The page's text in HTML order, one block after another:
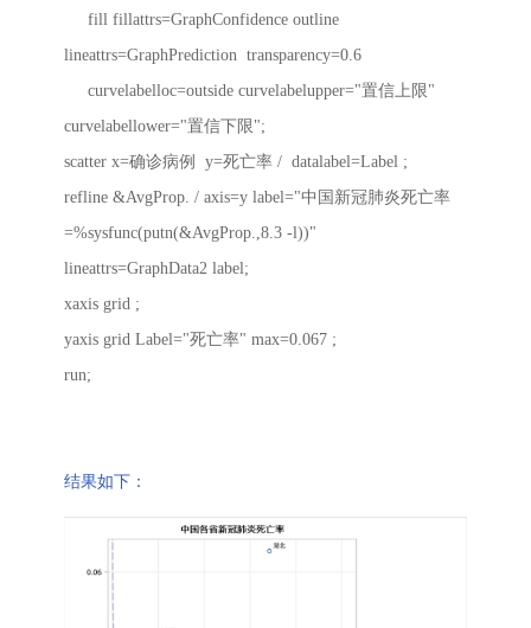
fill fillattrs=GraphConfidence outline
lineattrs=GraphPrediction transparency=0.6
curvelabelloc=outside curvelabelupper="置信上限"
curvelabellower="置信下限";
scatter x=确诊病例 y=死亡率 / datalabel=Label ;
refline &AvgProp. / axis=y label="中国新冠肺炎死亡率
=%sysfunc(putn(&AvgProp.,8.3 -l))"
lineattrs=GraphData2 label;
xaxis grid ;
yaxis grid Label="死亡率" max=0.067 ;
run;
结果如下：